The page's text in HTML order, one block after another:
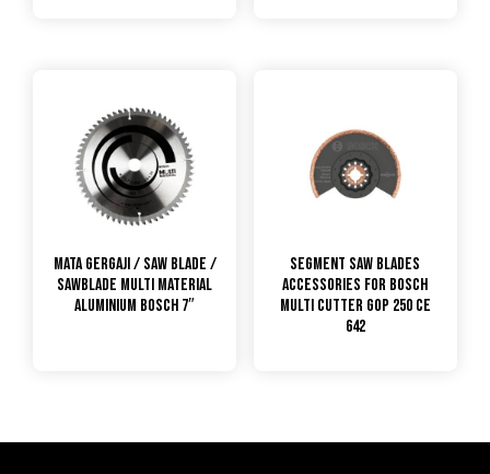
Mata Gergaji / Saw Blade /
Sawblade Multi Material
Aluminium Bosch 7″
Segment Saw Blades
Accessories for Bosch
Multi Cutter GOP 250 CE
642